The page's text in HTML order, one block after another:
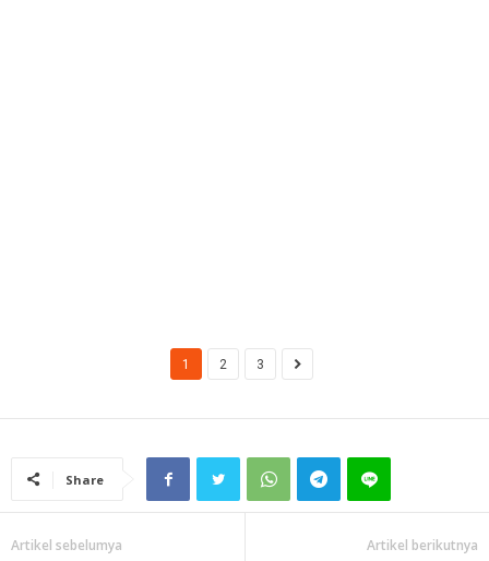
1 2 3
Share
Artikel sebelumya Artikel berikutnya